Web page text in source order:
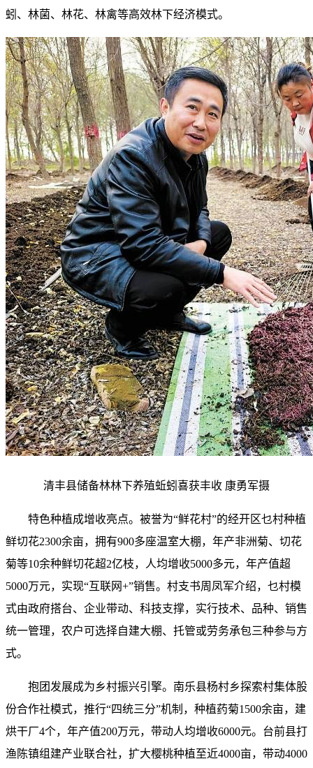
蚓、林菌、林花、林禽等高效林下经济模式。
清丰县储备林林下养殖蚯蚓喜获丰收 康勇军摄
特色种植成增收亮点。被誉为“鲜花村”的经开区乜村种植
鲜切花2300余亩，拥有900多座温室大棚，年产非洲菊、切花
菊等10余种鲜切花超2亿枝，人均增收5000多元，年产值超
5000万元，实现“互联网+”销售。村支书周凤军介绍，乜村模
式由政府搭台、企业带动、科技支撑，实行技术、品种、销售
统一管理，农户可选择自建大棚、托管或劳务承包三种参与方
式。
抱团发展成为乡村振兴引擎。南乐县杨村乡探索村集体股
份合作社模式，推行“四统三分”机制，种植药菊1500余亩，建
烘干厂4个，年产值200万元，带动人均增收6000元。台前县打
渔陈镇组建产业联合社，扩大樱桃种植至近4000亩，带动4000